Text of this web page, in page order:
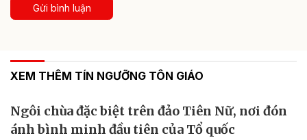
Gửi bình luận
XEM THÊM TÍN NGƯỠNG TÔN GIÁO
Ngôi chùa đặc biệt trên đảo Tiên Nữ, nơi đón
ánh bình minh đầu tiên của Tổ quốc